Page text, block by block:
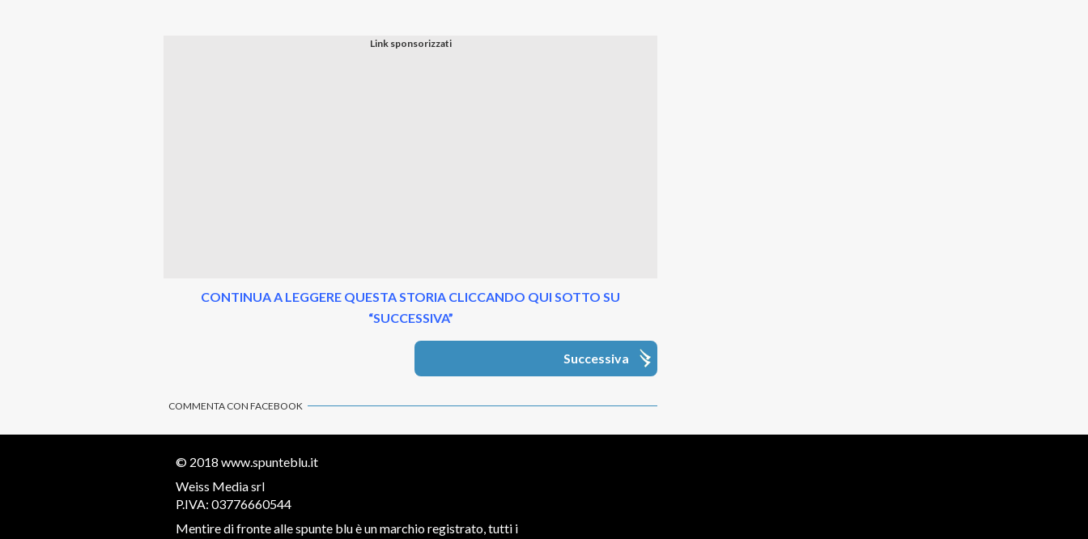
CONTINUA A LEGGERE QUESTA STORIA CLICCANDO QUI SOTTO SU
“SUCCESSIVA”
Successiva
COMMENTA CON FACEBOOK
© 2018 www.spunteblu.it
Weiss Media srl
P.IVA: 03776660544
Mentire di fronte alle spunte blu è un marchio registrato, tutti i